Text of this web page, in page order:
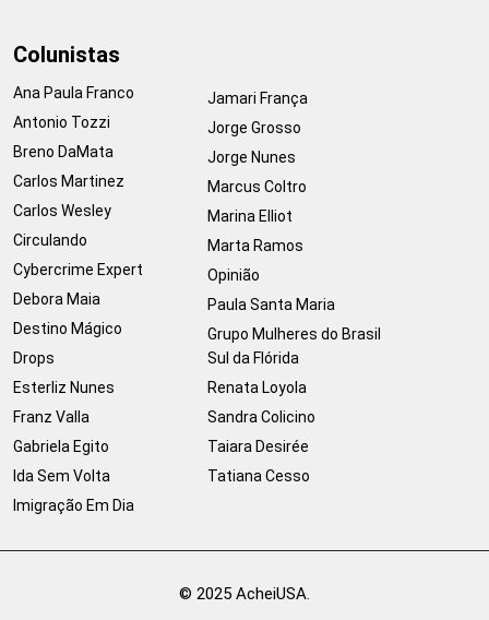
Colunistas
Ana Paula Franco
Antonio Tozzi
Breno DaMata
Carlos Martinez
Carlos Wesley
Circulando
Cybercrime Expert
Debora Maia
Destino Mágico
Drops
Esterliz Nunes
Franz Valla
Gabriela Egito
Ida Sem Volta
Imigração Em Dia
Jamari França
Jorge Grosso
Jorge Nunes
Marcus Coltro
Marina Elliot
Marta Ramos
Opinião
Paula Santa Maria
Grupo Mulheres do Brasil
Sul da Flórida
Renata Loyola
Sandra Colicino
Taiara Desirée
Tatiana Cesso
© 2025 AcheiUSA.